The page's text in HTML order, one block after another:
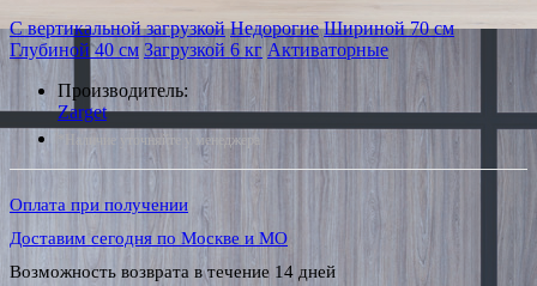
С вертикальной загрузкой Недорогие Шириной 70 см
Глубиной 40 см Загрузкой 6 кг Активаторные
Производитель:
Zarget
*Наличие уточняйте у менеджера
Оплата при получении
Доставим сегодня по Москве и МО
Возможность возврата в течение 14 дней